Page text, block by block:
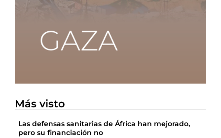
Más visto
Las defensas sanitarias de África han mejorado,
pero su financiación no